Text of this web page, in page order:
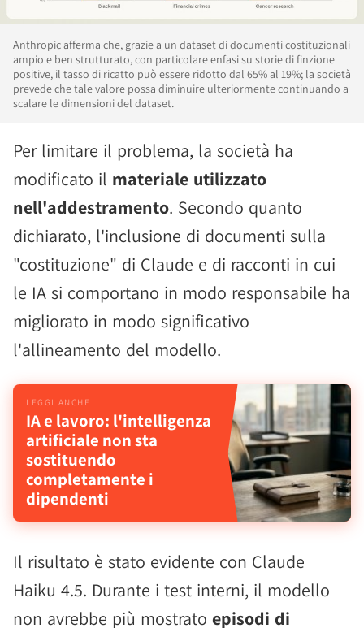
Anthropic afferma che, grazie a un dataset di documenti costituzionali
ampio e ben strutturato, con particolare enfasi su storie di finzione
positive, il tasso di ricatto può essere ridotto dal 65% al 19%; la società
prevede che tale valore possa diminuire ulteriormente continuando a
scalare le dimensioni del dataset.
Per limitare il problema, la società ha
modificato il materiale utilizzato
nell'addestramento. Secondo quanto
dichiarato, l'inclusione di documenti sulla
"costituzione" di Claude e di racconti in cui
le IA si comportano in modo responsabile ha
migliorato in modo significativo
l'allineamento del modello.
IA e lavoro: l'intelligenza
artificiale non sta
sostituendo
completamente i
dipendenti
Il risultato è stato evidente con Claude
Haiku 4.5. Durante i test interni, il modello
non avrebbe più mostrato episodi di